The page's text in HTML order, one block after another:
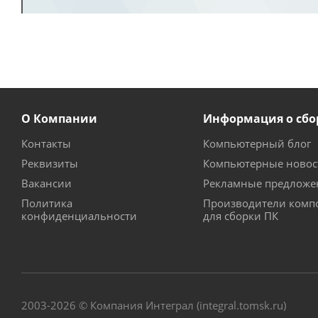
О Компании
Контакты
Реквизиты
Вакансии
Политика
конфиденциальности
Информация о
Компьютерный блог
Компьютерные
Рекламные
Производители
для сборки ПК
2003-2026 © Компания Интеграл (integral.tomsk.ru)